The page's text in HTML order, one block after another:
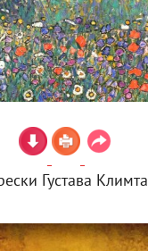
Густава Климта